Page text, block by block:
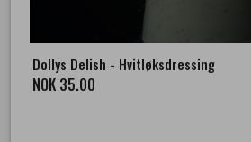
Dollys Delish - Hvitløksdressing
NOK 35.00